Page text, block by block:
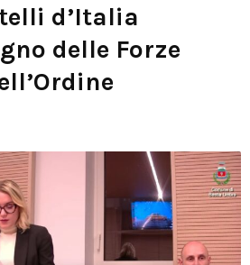
d’Italia
delle Forze